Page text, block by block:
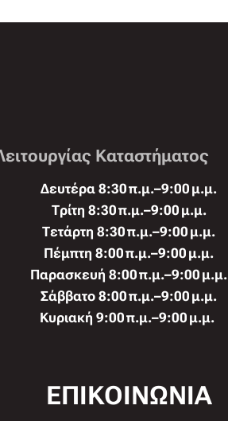
Καταστήματος
Δευτέρα 8:30 π.μ.–9:00 μ.μ.
Τρίτη 8:30 π.μ.–9:00 μ.μ.
Τετάρτη 8:30 π.μ.–9:00 μ.μ.
Πέμπτη 8:00 π.μ.–9:00 μ.μ.
Παρασκευή 8:00 π.μ.–9:00 μ.μ.
Σάββατο 8:00 π.μ.–9:00 μ.μ.
Κυριακή 9:00 π.μ.–9:00 μ.μ.
ΕΠΙΚΟΙΝΩΝΙΑ